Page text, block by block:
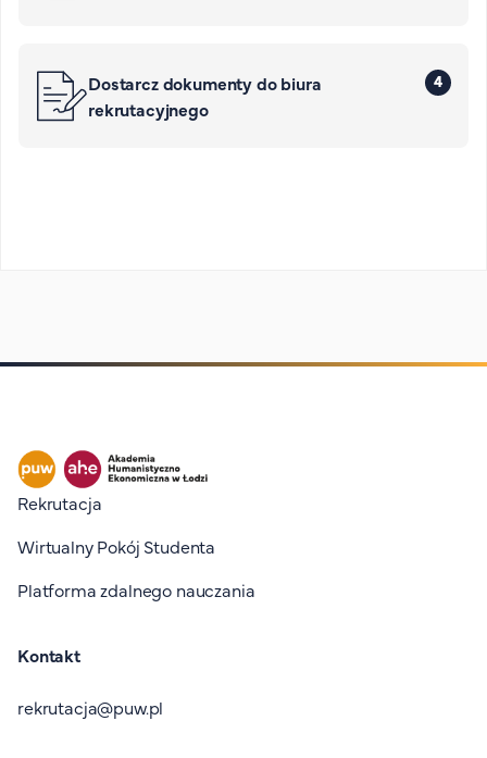
4
Dostarcz dokumenty do biura
rekrutacyjnego
Stopka I
Rekrutacja
Wirtualny Pokój Studenta
Platforma zdalnego nauczania
Kontakt
rekrutacja@puw.pl